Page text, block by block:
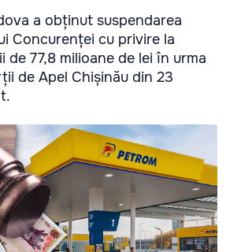
a obținut suspendarea
Concurenței cu privire la
de 77,8 milioane de lei în urma
de Apel Chișinău din 23